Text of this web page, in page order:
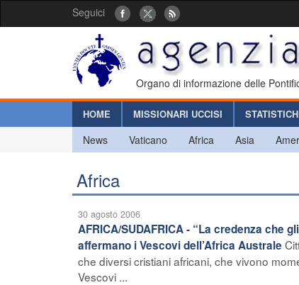
Seguici
Organo di informazione delle
HOME MISSIONARI UCCISI
News Vaticano Africa Asia
Africa
30 agosto 2006
AFRICA/SUDAFRICA - “La credenza che
affermano i Vescovi dell’Africa Australe
che diversi cristiani africani, che vivono
Vescovi ...